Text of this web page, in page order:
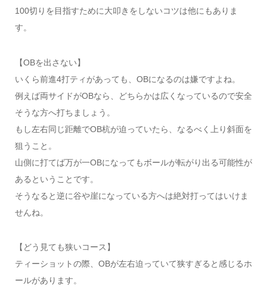
100切りを目指すために大叩きをしないコツは他にもありま
す。
【OBを出さない】
いくら前進4打ティがあっても、OBになるのは嫌ですよね。
例えば両サイドがOBなら、どちらかは広くなっているので安全
そうな方へ打ちましょう。
もし左右同じ距離でOB杭が迫っていたら、なるべく上り斜面を
狙うこと。
山側に打てば万が一OBになってもボールが転がり出る可能性が
あるということです。
そうなると逆に谷や崖になっている方へは絶対打ってはいけま
せんね。
【どう見ても狭いコース】
ティーショットの際、OBが左右迫っていて狭すぎると感じるホ
ールがあります。